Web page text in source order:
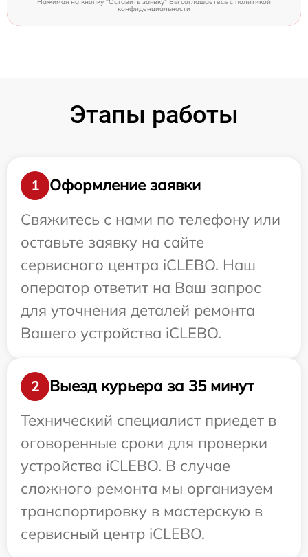
конфиденциальности
Этапы работы
1
Оформление заявки
Свяжитесь с нами по телефону или
оставьте заявку на сайте
сервисного центра iCLEBO. Наш
оператор ответит на Ваш запрос
для уточнения деталей ремонта
Вашего устройства iCLEBO.
2
Выезд курьера за 35 минут
Технический специалист приедет в
оговоренные сроки для проверки
устройства iCLEBO. В случае
сложного ремонта мы организуем
транспортировку в мастерскую в
сервисный центр iCLEBO.